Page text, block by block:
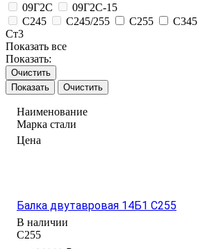
09Г2С
09Г2С-15
С245
С245/255 С255 С345
Ст3
Показать все
Показать:
Очистить
Очистить
Наименование
Марка стали
Цена
Балка двутавровая 14Б1 С255
В наличии
С255